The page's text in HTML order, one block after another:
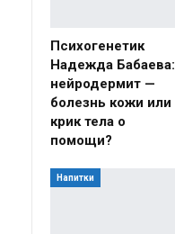
Психогенетик
Надежда Бабаева:
нейродермит —
болезнь кожи или
крик тела о
помощи?
Напитки